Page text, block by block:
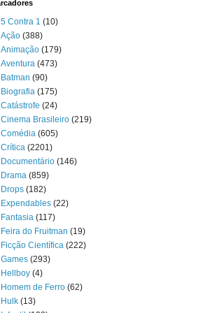
5 Contra 1 (10)
Ação (388)
Animação (179)
Aventura (473)
Batman (90)
Biografia (175)
Catástrofe (24)
Cinema Brasileiro (219)
Comédia (605)
Crítica (2201)
Documentário (146)
Drama (859)
Drops (182)
Expendables (22)
Fantasia (117)
Feira do Fruitman (19)
Ficção Científica (222)
Games (293)
Hellboy (4)
Homem de Ferro (62)
Hulk (13)